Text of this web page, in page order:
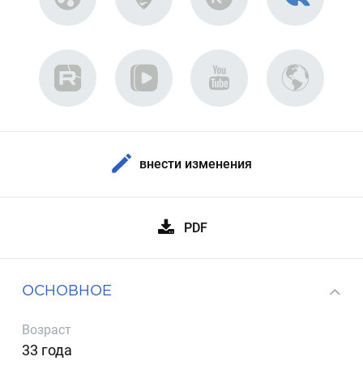
внести изменения
PDF
ОСНОВНОЕ
Возраст
33 года